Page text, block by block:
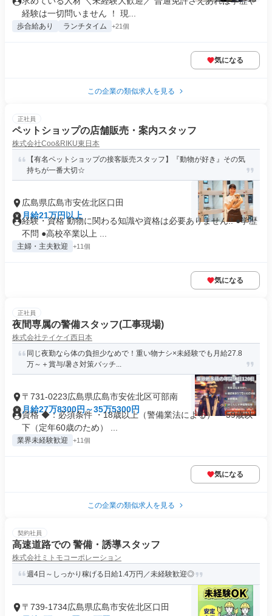
経験は一切問いません ！ 現...
歩合給あり ランチタイム +21個
気になる
この企業の類似求人を見る
正社員
ペットショップの店舗販売・案内スタッフ
株式会社Coo&RIKU東日本
【有名ペットショップの接客販売スタッフ】『動物が好き』その気
持ちが一番大切☆
広島県広島市安佐北区口田
月給21万円以上
経験・資格 動物に関わる知識や資格は必要ありません!! ●学歴
不問 ●高校卒業以上 ...
主婦・主夫歓迎 +11個
気になる
正社員
夜間専属の警備スタッフ(工事現場)
株式会社テイケイ西日本
同じ夜勤なら体の負担少なめで！重い物ナシ×未経験でも月給27.8
万～＋賞与/暑さ対策バッチ...
〒731-0223広島県広島市安佐北区可部南
月給27万8300円～35万5300円
資格 ◆：必須条件 ・18歳以上（警備業法による） ・59歳以
下（定年60歳のため） ...
業界未経験歓迎 +11個
気になる
この企業の類似求人を見る
契約社員
高速道路での 警備・誘導スタッフ
株式会社ミトモコーポレーション
週4日～しっかり稼げる日給1.4万円／未経験歓迎◎
〒739-1734広島県広島市安佐北区口田